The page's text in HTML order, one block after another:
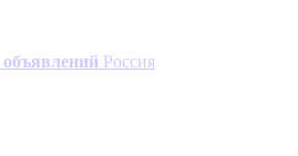
объявлений Россия